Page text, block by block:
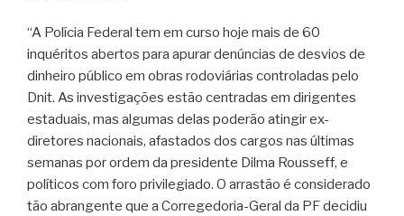
“A Polícia Federal tem em curso hoje mais de 60
inquéritos abertos para apurar denúncias de desvios de
dinheiro público em obras rodoviárias controladas pelo
Dnit. As investigações estão centradas em dirigentes
estaduais, mas algumas delas poderão atingir ex-
diretores nacionais, afastados dos cargos nas últimas
semanas por ordem da presidente Dilma Rousseff, e
políticos com foro privilegiado. O arrastão é considerado
tão abrangente que a Corregedoria-Geral da PF decidiu